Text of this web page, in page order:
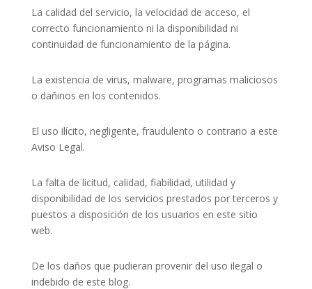
La calidad del servicio, la velocidad de acceso, el
correcto funcionamiento ni la disponibilidad ni
continuidad de funcionamiento de la página.
La existencia de virus, malware, programas maliciosos
o dañinos en los contenidos.
El uso ilícito, negligente, fraudulento o contrario a este
Aviso Legal.
La falta de licitud, calidad, fiabilidad, utilidad y
disponibilidad de los servicios prestados por terceros y
puestos a disposición de los usuarios en este sitio
web.
De los daños que pudieran provenir del uso ilegal o
indebido de este blog.